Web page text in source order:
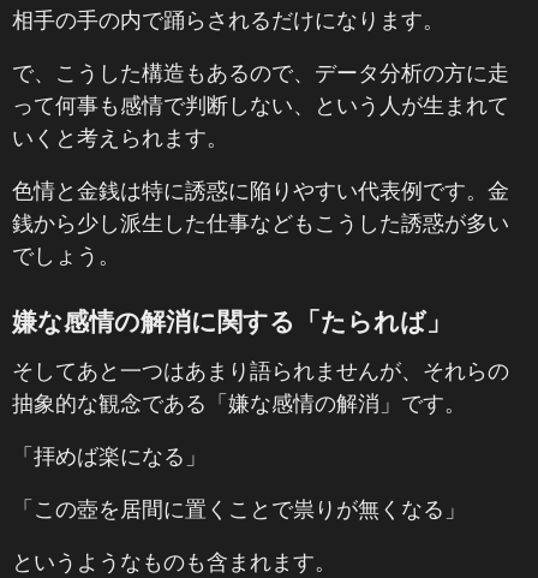
相手の手の内で踊らされるだけになります。
で、こうした構造もあるので、データ分析の方に走
って何事も感情で判断しない、という人が生まれて
いくと考えられます。
色情と金銭は特に誘惑に陥りやすい代表例です。金
銭から少し派生した仕事などもこうした誘惑が多い
でしょう。
嫌な感情の解消に関する「たられば」
そしてあと一つはあまり語られませんが、それらの
抽象的な観念である「嫌な感情の解消」です。
「拝めば楽になる」
「この壺を居間に置くことで祟りが無くなる」
というようなものも含まれます。